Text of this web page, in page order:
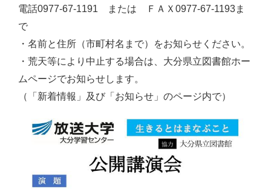
電話0977‐67‐1191 または ＦＡＸ0977‐67‐1193ま
で
・名前と住所（市町村名まで）をお知らせください。
・荒天等により中止する場合は、大分県立図書館ホー
ムページでお知らせします。
（「新着情報」及び「お知らせ」のページ内で）